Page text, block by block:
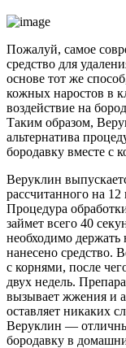
Пожалуй, самое
средство для
основе тот же
кожных наростов в
воздействие на
Таким образом,
альтернатива
бородавку вместе с
Веруклин
рассчитанного на
Процедура
займет всего 40
необходимо держать
нанесено средство.
с корнями, после
двух недель.
вызывает жжения и
оставляет никаких
Веруклин —
бородавку в